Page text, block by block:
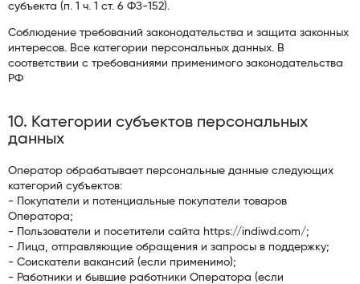
субъекта (п. 1 ч. 1 ст. 6 ФЗ-152).
Соблюдение требований законодательства и защита законных
интересов. Все категории персональных данных. В
соответствии с требованиями применимого законодательства
РФ
10. Категории субъектов персональных
данных
Оператор обрабатывает персональные данные следующих
категорий субъектов:
- Покупатели и потенциальные покупатели товаров
Оператора;
- Пользователи и посетители сайта https://indiwd.com/;
- Лица, отправляющие обращения и запросы в поддержку;
- Соискатели вакансий (если применимо);
- Работники и бывшие работники Оператора (если